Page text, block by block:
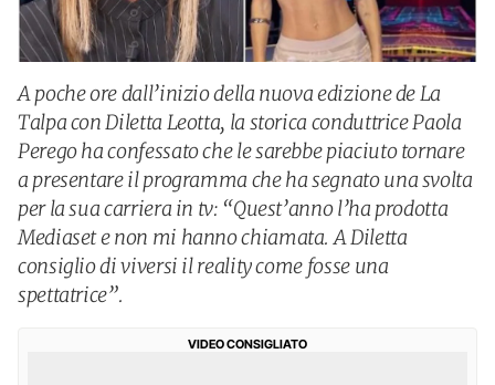
A poche ore dall’inizio della nuova edizione de La
Talpa con Diletta Leotta, la storica conduttrice Paola
Perego ha confessato che le sarebbe piaciuto tornare
a presentare il programma che ha segnato una svolta
per la sua carriera in tv: “Quest’anno l’ha prodotta
Mediaset e non mi hanno chiamata. A Diletta
consiglio di viversi il reality come fosse una
spettatrice”.
VIDEO CONSIGLIATO